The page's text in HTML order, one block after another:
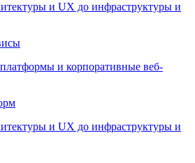
и UX до инфраструктуры и
и корпоративные веб-
и UX до инфраструктуры и